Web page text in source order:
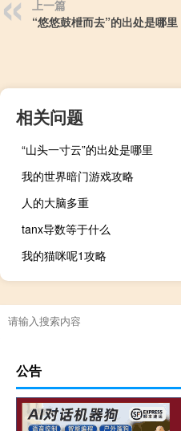
上一篇
“悠悠鼓枻而去”的出处是哪里
相关问题
“山头一寸云”的出处是哪里
我的世界暗门游戏攻略
人的大脑多重
tanx导数等于什么
我的猫咪呢1攻略
公告